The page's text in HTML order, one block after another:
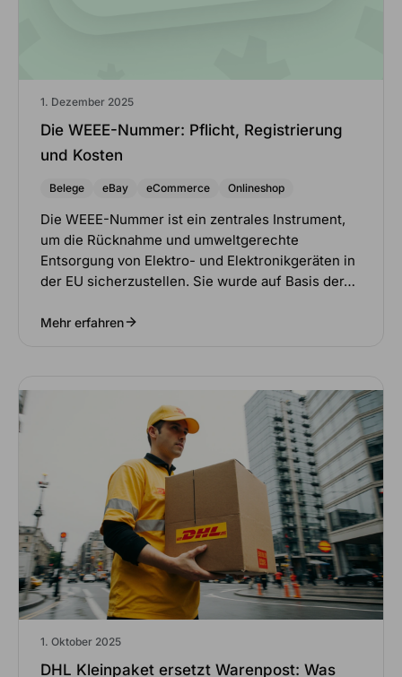
1. Dezember 2025
Die WEEE-Nummer: Pflicht, Registrierung
und Kosten
Belege eBay eCommerce Onlineshop
Die WEEE-Nummer ist ein zentrales Instrument,
um die Rücknahme und umweltgerechte
Entsorgung von Elektro- und Elektronikgeräten in
der EU sicherzustellen. Sie wurde auf Basis der…
Mehr erfahren
1. Oktober 2025
DHL Kleinpaket ersetzt Warenpost: Was